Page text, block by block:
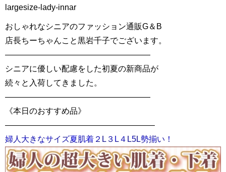
largesize-lady-innar
おしゃれなシニアのファッション通販G＆B
店長ちーちゃんこと黒岩千子でございます。
——————————————————
シニアに優しい配慮をした初夏の新商品が
続々と入荷してきました。
——————————————————
《本日のおすすめ品》
——————————————————–
婦人大きなサイズ夏肌着２L３L４L5L勢揃い！